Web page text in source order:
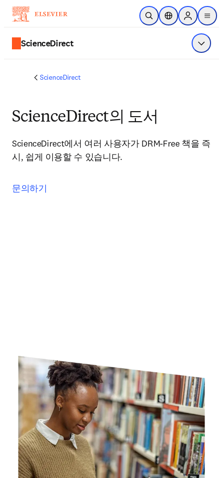
주요 콘텐츠로 건너뛰기
검색 열기위치 선택기Sign in to
menu
ScienceDirect 메뉴
ScienceDirect
ScienceDirect의 도서
ScienceDirect에서 여러 사용자가 DRM-Free 책을 즉
시, 쉽게 이용할 수 있습니다.
문의하기